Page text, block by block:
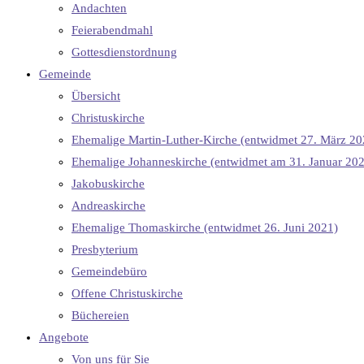
Andachten
Feierabendmahl
Gottesdienstordnung
Gemeinde
Übersicht
Christuskirche
Ehemalige Martin-Luther-Kirche (entwidmet 27. März
Ehemalige Johanneskirche (entwidmet am 31. Januar
Jakobuskirche
Andreaskirche
Ehemalige Thomaskirche (entwidmet 26. Juni 2021)
Presbyterium
Gemeindebüro
Offene Christuskirche
Büchereien
Angebote
Von uns für Sie